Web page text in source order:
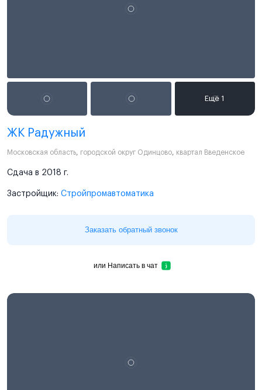
ЖК Радужный
Московская область, городской округ Одинцово, квартал Введенское
Сдача в 2018 г.
Застройщик: Стройпромавтоматика
Заказать обратный звонок
или Написать в чат